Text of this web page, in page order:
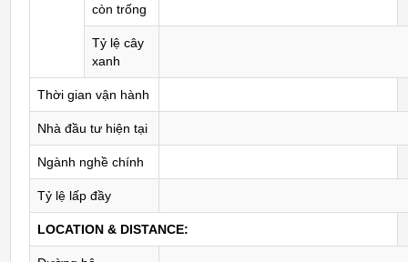
còn trống
Tỷ lệ cây
xanh
Thời gian vận hành
Nhà đầu tư hiện tại
Ngành nghề chính
Tỷ lệ lấp đầy
LOCATION & DISTANCE: